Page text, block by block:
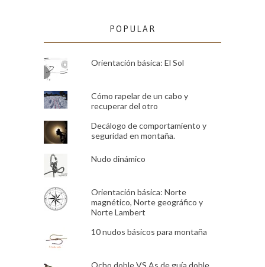
POPULAR
Orientación básica: El Sol
Cómo rapelar de un cabo y
recuperar del otro
Decálogo de comportamiento y
seguridad en montaña.
Nudo dinámico
Orientación básica: Norte
magnético, Norte geográfico y
Norte Lambert
10 nudos básicos para montaña
Ocho doble VS As de guía doble